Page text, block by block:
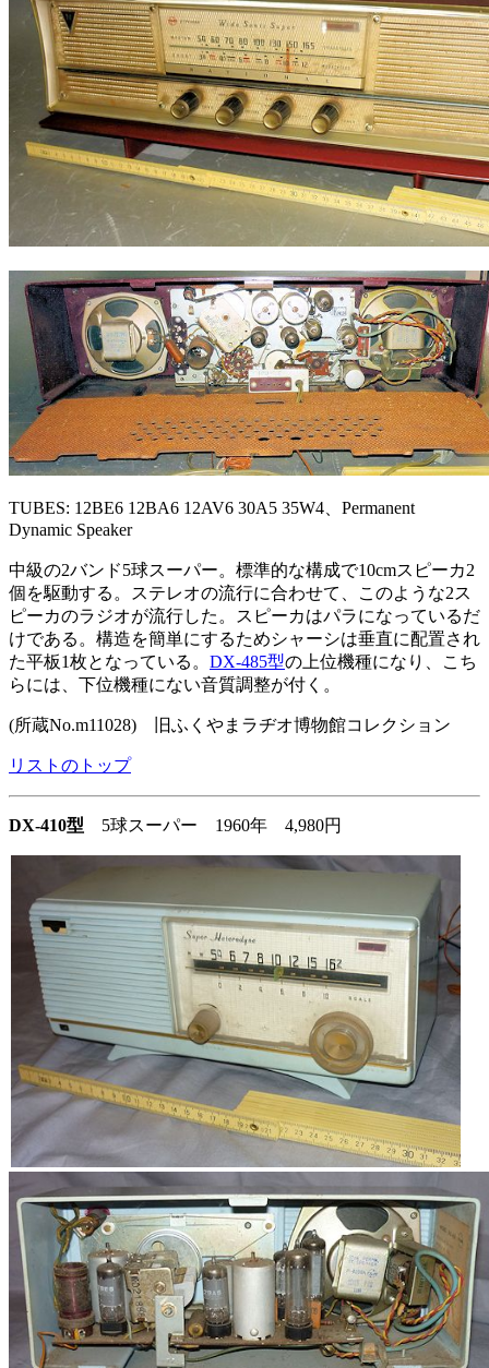
TUBES: 12BE6 12BA6 12AV6 30A5 35W4、Permanent
Dynamic Speaker
中級の2バンド5球スーパー。標準的な構成で10cmスピーカ2
個を駆動する。ステレオの流行に合わせて、このような2ス
ピーカのラジオが流行した。スピーカはパラになっているだ
けである。構造を簡単にするためシャーシは垂直に配置され
た平板1枚となっている。 DX-485型の上位機種になり、こち
らには、下位機種にない音質調整が付く。
(所蔵No.m11028) 旧ふくやまラヂオ博物館コレクション
リストのトップ
DX-410型 5球スーパー 1960年 4,980円